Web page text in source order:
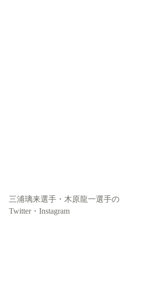
三浦璃来選手・木原龍一選手の
Twitter・Instagram